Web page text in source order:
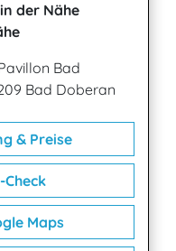
der Nähe
Bad
Bad Doberan
& Preise
Maps